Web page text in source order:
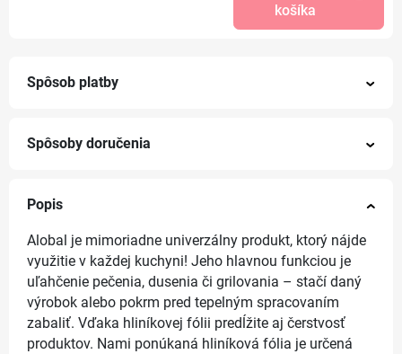
košíka
Spôsob platby
Spôsoby doručenia
Popis
Alobal je mimoriadne univerzálny produkt, ktorý nájde
využitie v každej kuchyni! Jeho hlavnou funkciou je
uľahčenie pečenia, dusenia či grilovania – stačí daný
výrobok alebo pokrm pred tepelným spracovaním
zabaliť. Vďaka hliníkovej fólii predĺžite aj čerstvosť
produktov. Nami ponúkaná hliníková fólia je určená